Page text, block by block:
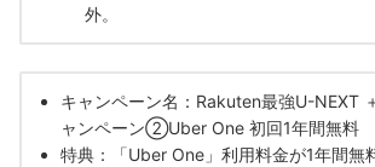
外。
キャンペーン名：Rakuten最強U-NEXT
ャンペーン②Uber One 初回1年間無料
特典：「Uber One」利用料金が1年間無